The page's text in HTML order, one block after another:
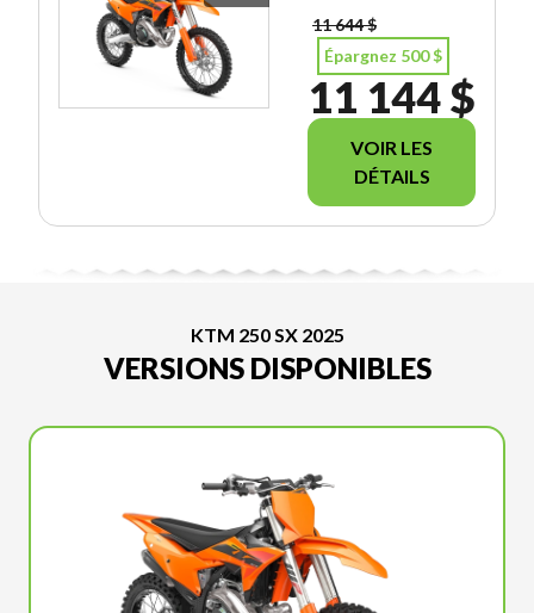
11 644 $
Épargnez 500 $
11 144 $
VOIR LES
DÉTAILS
KTM 250 SX 2025
VERSIONS DISPONIBLES